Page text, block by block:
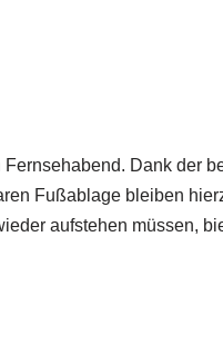
Dank der
Fußablage bleiben
aufstehen müssen,